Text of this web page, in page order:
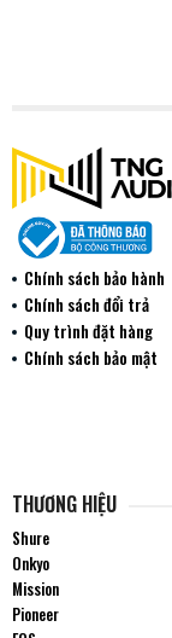
Chính sách bảo hành
Chính sách đổi trả
Quy trình đặt hàng
Chính sách bảo mật
THƯƠNG HIỆU
Shure
Onkyo
Mission
Pioneer